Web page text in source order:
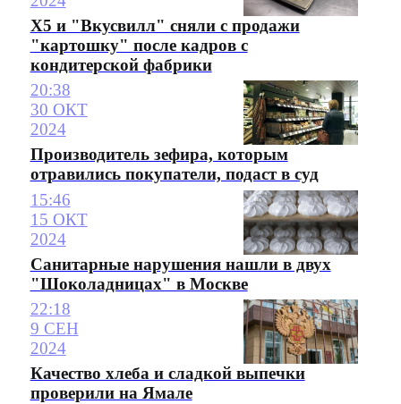
X5 и "Вкусвилл" сняли с продажи
"картошку" после кадров с
кондитерской фабрики
20:38
30 ОКТ
2024
Производитель зефира, которым
отравились покупатели, подаст в суд
15:46
15 ОКТ
2024
Санитарные нарушения нашли в двух
"Шоколадницах" в Москве
22:18
9 СЕН
2024
Качество хлеба и сладкой выпечки
проверили на Ямале